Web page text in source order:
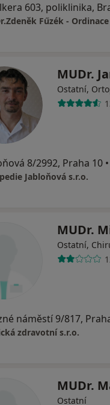
MUDr.
Ostatní,
8/2992, Praha 10 •
Jabloňová s.r.o.
MUDr.
Ostatní,
náměstí 9/817,
zdravotní s.r.o.
MUDr.
Ostatní